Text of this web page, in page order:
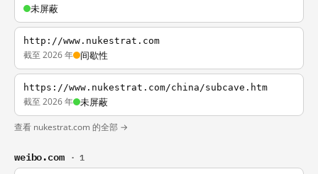
未屏蔽
http://www.nukestrat.com
截至 2026 年 间歇性
https://www.nukestrat.com/china/subcave.htm
截至 2026 年 未屏蔽
查看 nukestrat.com 的全部 →
weibo.com · 1